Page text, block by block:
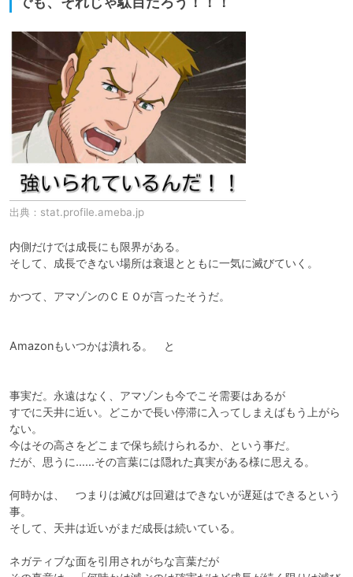
出典： stat.profile.ameba.jp
内側だけでは成長にも限界がある。
そして、成長できない場所は衰退とともに一気に滅びていく。
かつて、アマゾンのＣＥＯが言ったそうだ。
Amazonもいつかは潰れる。　と
事実だ。永遠はなく、アマゾンも今でこそ需要はあるが
すでに天井に近い。どこかで長い停滞に入ってしまえばもう上がら
ない。
今はその高さをどこまで保ち続けられるか、という事だ。
だが、思うに……その言葉には隠れた真実がある様に思える。
何時かは、　つまりは滅びは回避はできないが遅延はできるという
事。
そして、天井は近いがまだ成長は続いている。
ネガティブな面を引用されがちな言葉だが